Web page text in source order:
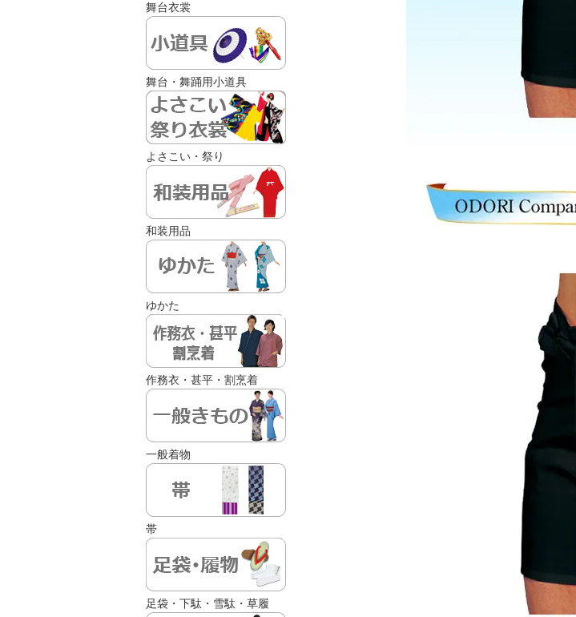
舞台衣裳
舞台・舞踊用小道具
よさこい・祭り
和装用品
ゆかた
作務衣・甚平・割烹着
一般着物
帯
足袋・下駄・雪駄・草履